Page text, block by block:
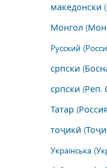
македонски
Монгол
Русский
српски
српски (Реп.
Татар
тоҷикӣ
Українська